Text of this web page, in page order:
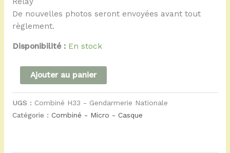
De nouvelles photos seront envoyées avant tout
règlement.
Disponibilité : En stock
Ajouter au panier
UGS : Combiné H33 - Gendarmerie Nationale
Catégorie : Combiné - Micro - Casque